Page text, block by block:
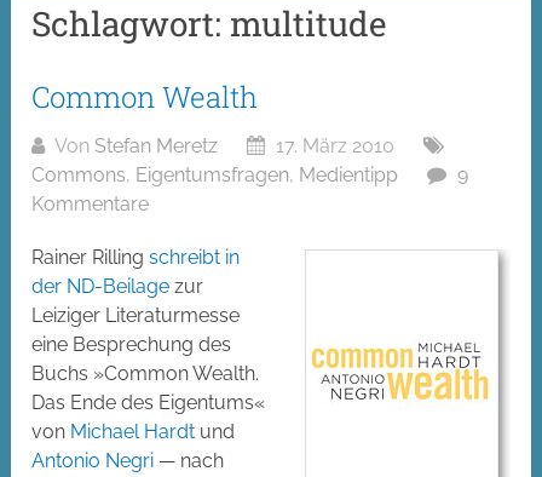
Schlagwort: multitude
Common Wealth
Von Stefan Meretz
17. März 2010
Commons, Eigentumsfragen, Medientipp
9
Kommentare
Rainer Rillingschreibt in
der ND-Beilage zur
Leiziger Literaturmesse
eine Besprechung des
Buchs »Common Wealth.
Das Ende des Eigentums«
von Michael Hardt und
Antonio Negri — nach